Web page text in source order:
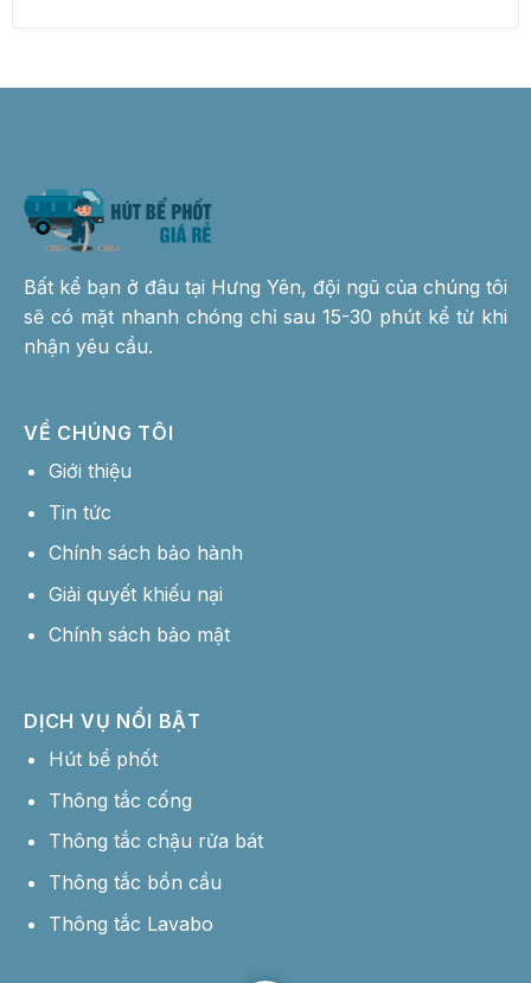
Bất kể bạn ở đâu tại Hưng Yên, đội ngũ của chúng tôi
sẽ có mặt nhanh chóng chỉ sau 15-30 phút kể từ khi
nhận yêu cầu.
VỀ CHÚNG TÔI
Giới thiệu
Tin tức
Chính sách bảo hành
Giải quyết khiếu nại
Chính sách bảo mật
DỊCH VỤ NỔI BẬT
Hút bể phốt
Thông tắc cống
Thông tắc chậu rửa bát
Thông tắc bồn cầu
Thông tắc Lavabo